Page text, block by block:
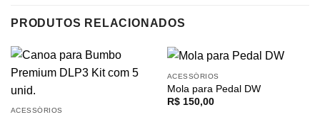
PRODUTOS RELACIONADOS
ACESSÓRIOS
ACESSÓRIOS
Mola para Pedal DW
R$150,00